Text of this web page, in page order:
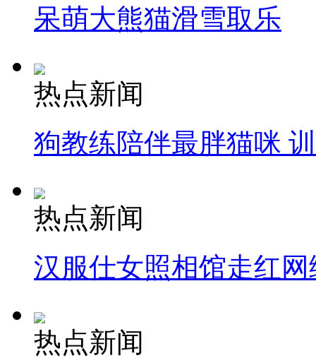
呆萌大熊猫滑雪取乐
热点新闻
狗教练陪伴最胖猫咪
热点新闻
汉服仕女照相馆走红网
热点新闻